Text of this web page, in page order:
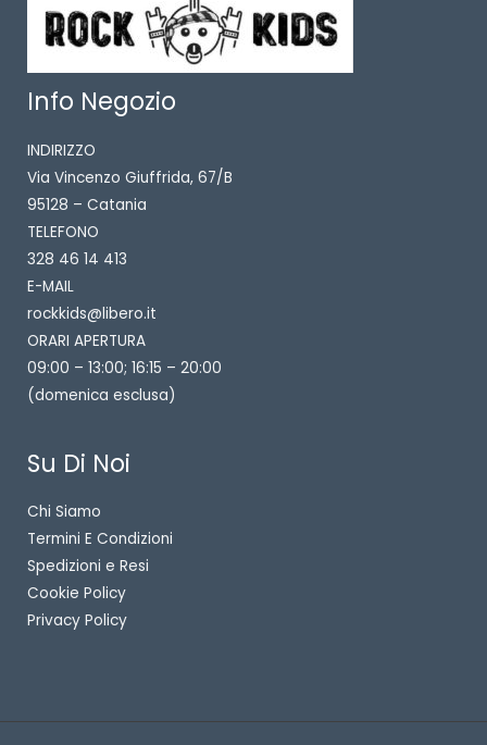
Info Negozio
INDIRIZZO
Via Vincenzo Giuffrida, 67/B
95128 – Catania
TELEFONO
328 46 14 413
E-MAIL
rockkids@libero.it
ORARI APERTURA
09:00 – 13:00; 16:15 – 20:00
(domenica esclusa)
Su Di Noi
Chi Siamo
Termini E Condizioni
Spedizioni e Resi
Cookie Policy
Privacy Policy